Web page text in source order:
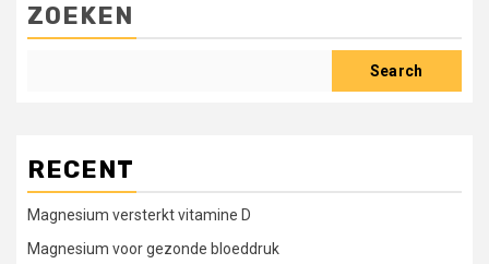
ZOEKEN
Search
RECENT
Magnesium versterkt vitamine D
Magnesium voor gezonde bloeddruk